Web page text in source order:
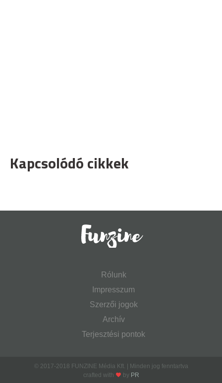
Kapcsolódó cikkek
Rólunk
Impresszum
Szerzői jogok
Archív
Terjesztési pontok
© 2017-2018 FUNZINE Média Kft. | Minden jog fenntartva
crafted with
by PR